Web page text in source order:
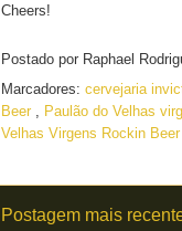
Cheers!
Postado por Raphael
Marcadores: cervejaria
Beer , Paulão do Velhas
Velhas Virgens Rockin Beer
Postagem mais